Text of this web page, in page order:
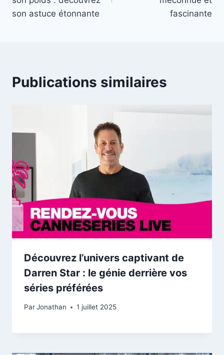
son astuce étonnante
fascinante
Publications similaires
Découvrez l’univers captivant de
Darren Star : le génie derrière vos
séries préférées
ParJonathan 1 juillet 2025